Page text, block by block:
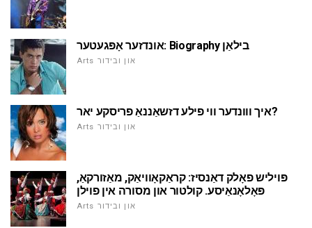
אונדזער אָפּגעטער: Biography בילאַן
Arts און ובידור
איך ווונדער ווי פילע דזשאַננאַ פריסקע יאר?
Arts און ובידור
פּויליש פאָלק דאַנסיז: קראַקאָוויאַק, מאַזורקאַ,
פּאָלאָנאַיסע. קולטור און מסורה אין פוילן
Arts און ובידור